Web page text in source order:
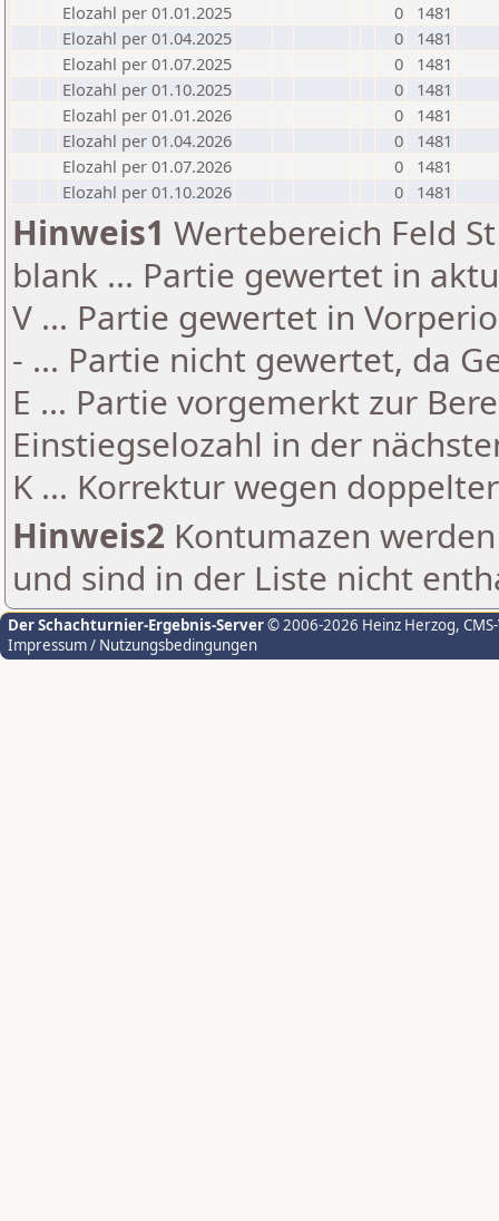
Elozahl per 01.01.2025
0
1481
Elozahl per 01.04.2025
0
1481
Elozahl per 01.07.2025
0
1481
Elozahl per 01.10.2025
0
1481
Elozahl per 01.01.2026
0
1481
Elozahl per 01.04.2026
0
1481
Elozahl per 01.07.2026
0
1481
Elozahl per 01.10.2026
0 1481
Hinweis1 Wertebereich Feld
blank ... Partie gewertet in
V ... Partie gewertet in
- ... Partie nicht gewertet, da
E ... Partie vorgemerkt zur
Einstiegselozahl in der
K ... Korrektur wegen
Hinweis2 Kontumazen
und sind in der Liste nicht
Der Schachturnier-Ergebnis-Server© 2006-2026 Heinz Herzog,
Impressum / Nutzungsbedingungen